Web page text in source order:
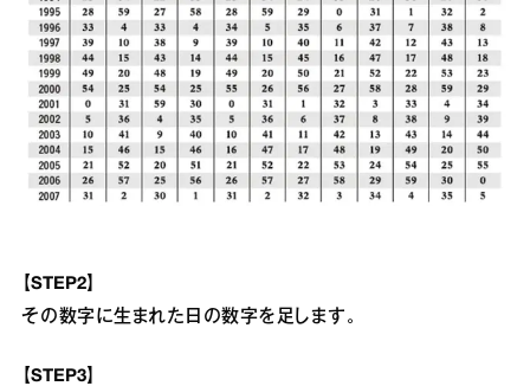
【STEP2】
その数字に生まれた日の数字を足します。
【STEP3】